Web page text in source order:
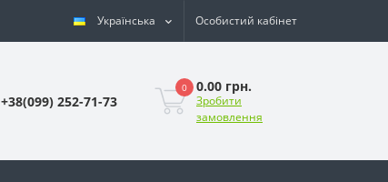
Українська Особистий кабінет
+38(099) 252-71-73
0 0.00 грн.
Зробити
замовлення